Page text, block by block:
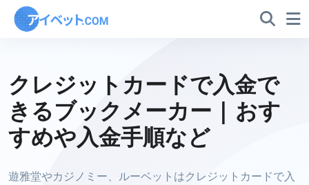
クレジットカードで入金で
きるブックメーカー | おす
すめや入金手順など
遊雅堂やカジノミー、ルーベットはクレジットカードで入